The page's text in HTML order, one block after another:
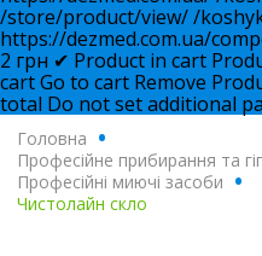
/store/product/view//
https://dezmed.com.ua/
2 грн ✔ Product in cart
cartGo to cart Remove
total Do not set additional
Головна
.
Професійне прибирання та
Професійні миючі засоби
.
Чистолайн скло